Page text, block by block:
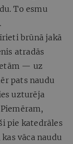
To esmu
brūnā jakā
atradās
— uz
pats naudu
uzturēja
pie katedrāles
vāca naudu